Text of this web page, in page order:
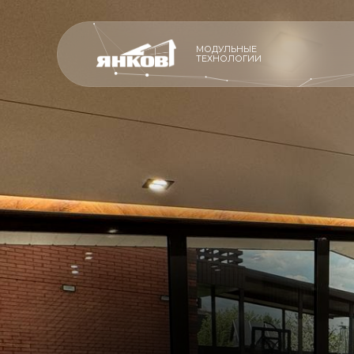
МОДУЛЬНЫЕ
ТЕХНОЛОГИИ